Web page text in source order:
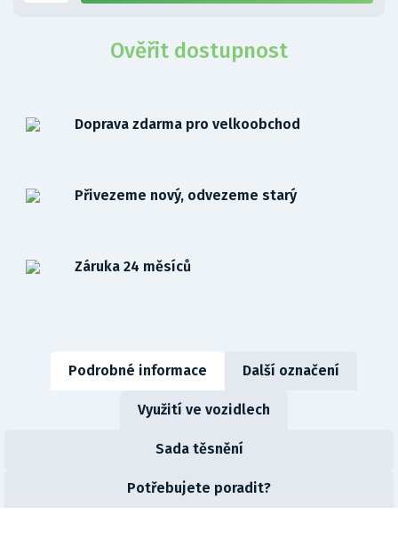
Ověřit dostupnost
Doprava zdarma pro velkoobchod
Přivezeme nový, odvezeme starý
Záruka 24 měsíců
Podrobné informace Další označení
Využití ve vozidlech
Sada těsnění
Potřebujete poradit?